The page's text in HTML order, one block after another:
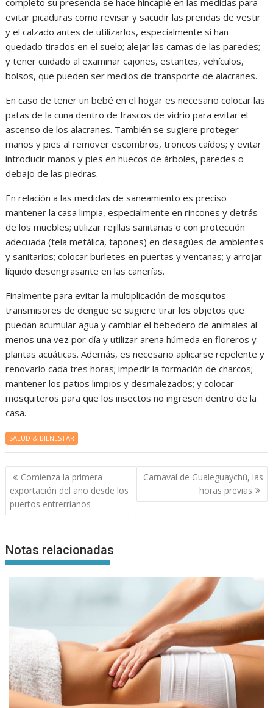
evitar picaduras como revisar y sacudir las prendas de vestir
y el calzado antes de utilizarlos, especialmente si han
quedado tirados en el suelo; alejar las camas de las paredes;
y tener cuidado al examinar cajones, estantes, vehículos,
bolsos, que pueden ser medios de transporte de alacranes.
En caso de tener un bebé en el hogar es necesario colocar las
patas de la cuna dentro de frascos de vidrio para evitar el
ascenso de los alacranes. También se sugiere proteger
manos y pies al remover escombros, troncos caídos; y evitar
introducir manos y pies en huecos de árboles, paredes o
debajo de las piedras.
En relación a las medidas de saneamiento es preciso
mantener la casa limpia, especialmente en rincones y detrás
de los muebles; utilizar rejillas sanitarias o con protección
adecuada (tela metálica, tapones) en desagües de ambientes
y sanitarios; colocar burletes en puertas y ventanas; y arrojar
líquido desengrasante en las cañerías.
Finalmente para evitar la multiplicación de mosquitos
transmisores de dengue se sugiere tirar los objetos que
puedan acumular agua y cambiar el bebedero de animales al
menos una vez por día y utilizar arena húmeda en floreros y
plantas acuáticas. Además, es necesario aplicarse repelente y
renovarlo cada tres horas; impedir la formación de charcos;
mantener los patios limpios y desmalezados; y colocar
mosquiteros para que los insectos no ingresen dentro de la
casa.
SALUD & BIENESTAR
Navegación
de
entradas
Comienza la primera
exportación del año desde los
puertos entrerrianos
Carnaval de Gualeguaychú, las
horas previas
Notas relacionadas